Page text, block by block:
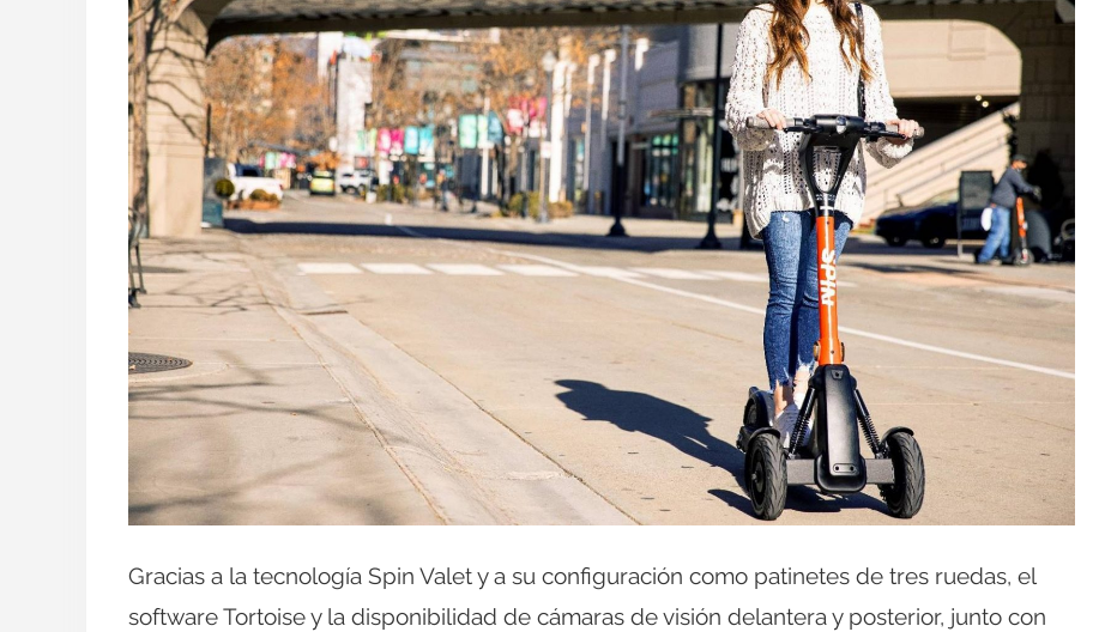
Gracias a la tecnología Spin Valet y a su configuración como patinetes de tres ruedas, el
software Tortoise y la disponibilidad de cámaras de visión delantera y posterior, junto con